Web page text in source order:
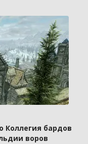
Коллегия бардов
воров